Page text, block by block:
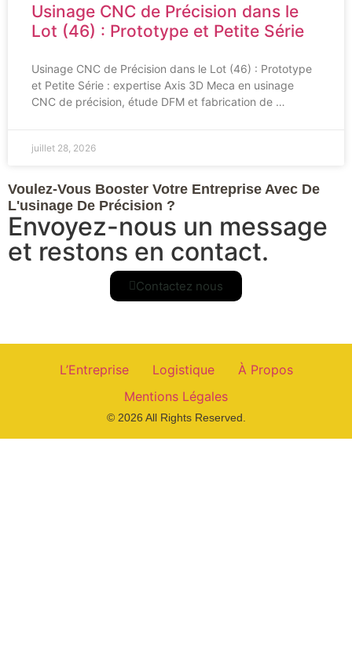
Usinage CNC de Précision dans le
Lot (46) : Prototype et Petite Série
Usinage CNC de Précision dans le Lot (46) : Prototype
et Petite Série : expertise Axis 3D Meca en usinage
CNC de précision, étude DFM et fabrication de …
juillet 28, 2026
Voulez-Vous Booster Votre Entreprise Avec De
L'usinage De Précision ?
Envoyez-nous un message
et restons en contact.
Contactez nous
L’Entreprise Logistique
À Propos
Mentions Légales
© 2026 All Rights Reserved.